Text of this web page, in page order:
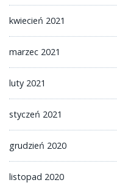
kwiecień 2021
marzec 2021
luty 2021
styczeń 2021
grudzień 2020
listopad 2020